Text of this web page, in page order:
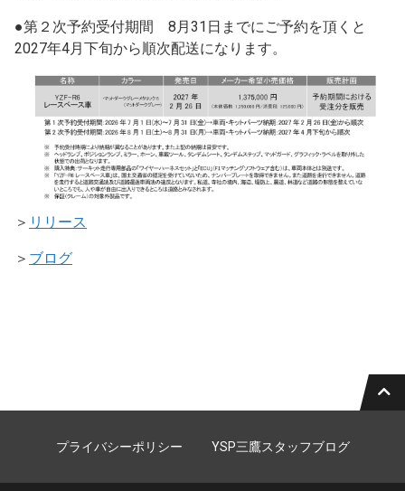
●第２次予約受付期間 8月31日までにご予約を頂くと
2027年4月下旬から順次配送になります。
＞ リリース
＞ ブログ
プライバシーポリシー YSP三鷹スタッフブログ